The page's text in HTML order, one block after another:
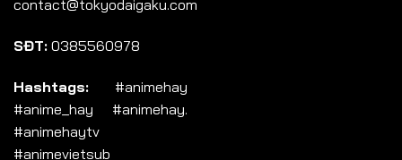
contact@tokyodaigaku.com
SĐT: 0385560978
Hashtags: #animehay
#anime_hay #animehay.
#animehaytv
#animevietsub